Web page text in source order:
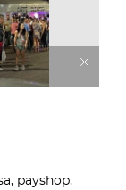
payshop,